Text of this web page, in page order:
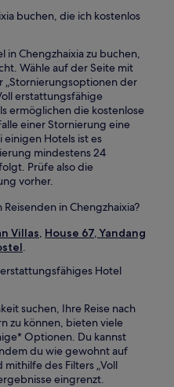
buchen, die ich kostenlos
in Chengzhaixia zu buchen,
Wähle auf der Seite mit
„Stornierungsoptionen der
erstattungsfähige
ermöglichen die kostenlose
einer Stornierung eine
Hotels ist es
mindestens 24
Prüfe also die
vorher.
in Chengzhaixia?
Villas, House 67, Yandang
.
Hotel
suchen, Ihre Reise nach
zu können, bieten viele
Optionen. Du kannst
du wie gewohnt auf
des Filters „Voll
eingrenzt.